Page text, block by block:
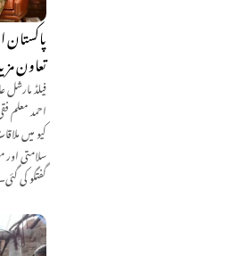
تعاون
فیلڈ مارشل
احمد معلم
کیو میں
سلامتی اور
گفتگو کی گئی۔